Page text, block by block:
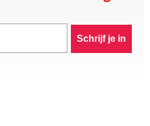
Schrijf je in
👀
de VIP-club en blijf
van alle acties,